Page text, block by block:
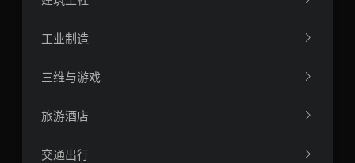
工业制造
三维与游戏
旅游酒店
交通出行